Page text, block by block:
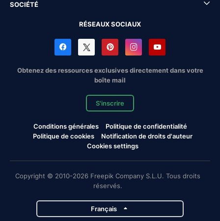
SOCIÉTÉ
RÉSEAUX SOCIAUX
Obtenez des ressources exclusives directement dans votre
boîte mail
S'inscrire
Conditions générales
Politique de confidentialité
Politique de cookies
Notification de droits d'auteur
Cookies settings
Copyright © 2010-2026 Freepik Company S.L.U. Tous droits
réservés.
Français